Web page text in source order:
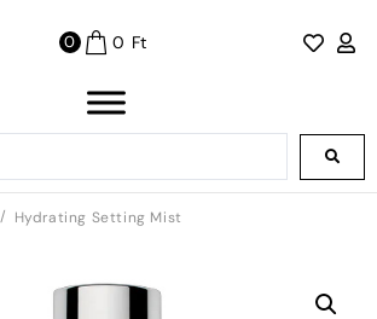
0 0 Ft
/ Hydrating Setting Mist